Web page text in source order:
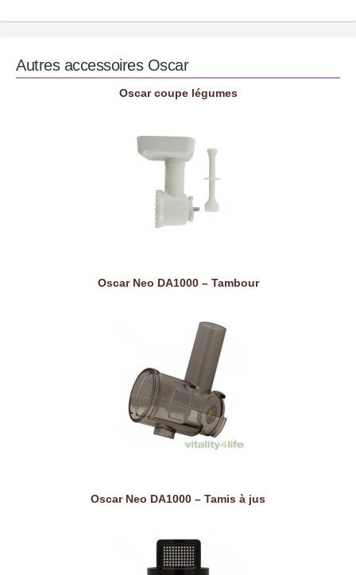
Autres accessoires Oscar
Oscar coupe légumes
Oscar Neo DA1000 – Tambour
Oscar Neo DA1000 – Tamis à jus